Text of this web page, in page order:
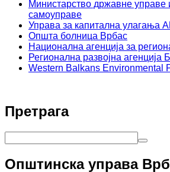
Министарство државне управе
самоуправе
Управа за капитална улагања
Општа болница Врбас
Национална агенција за
Регионална развојна агенција
Western Balkans Environmental
Претрага
Општинска управа